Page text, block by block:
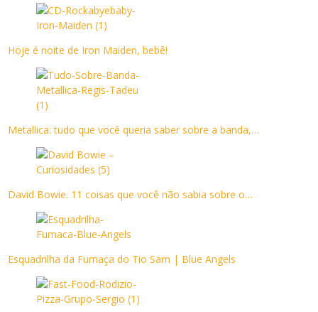
Hoje é noite de Iron Maiden, bebê!
Metallica: tudo que você queria saber sobre a banda,…
David Bowie. 11 coisas que você não sabia sobre o…
Esquadrilha da Fumaça do Tio Sam | Blue Angels